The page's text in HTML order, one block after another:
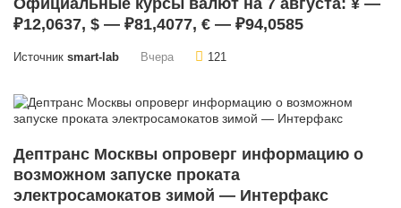
₽12,0637, $ — ₽81,4077, € — ₽94,0585
Источник smart-lab Вчера 121
Дептранс Москвы опроверг информацию о
возможном запуске проката
электросамокатов зимой — Интерфакс